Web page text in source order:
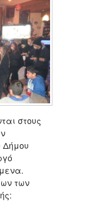
στους
Δήμου
των